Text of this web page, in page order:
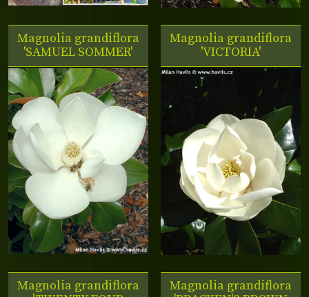
Magnolia grandiflora
'SAMUEL SOMMER'
Magnolia grandiflora
'VICTORIA'
Magnolia grandiflora
Magnolia grandiflora